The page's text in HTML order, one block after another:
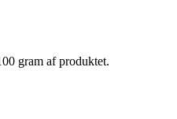
gram af produktet.